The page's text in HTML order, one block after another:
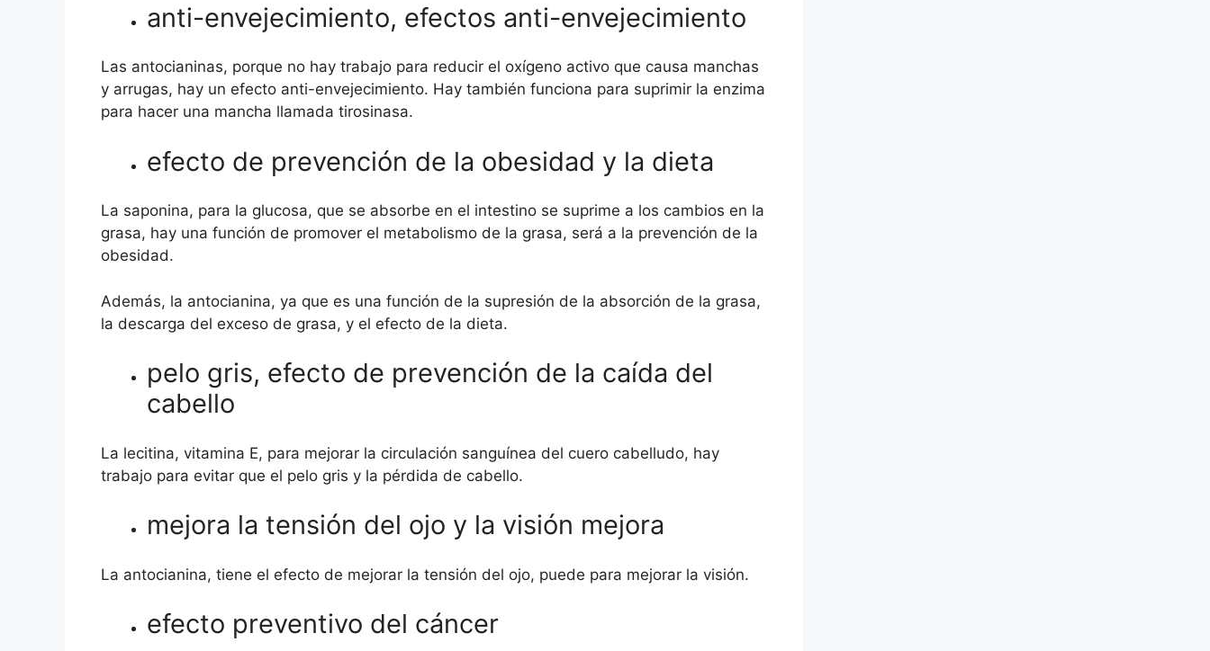
anti-envejecimiento, efectos anti-envejecimiento
Las antocianinas, porque no hay trabajo para reducir el oxígeno activo que causa manchas
y arrugas, hay un efecto anti-envejecimiento. Hay también funciona para suprimir la enzima
para hacer una mancha llamada tirosinasa.
efecto de prevención de la obesidad y la dieta
La saponina, para la glucosa, que se absorbe en el intestino se suprime a los cambios en la
grasa, hay una función de promover el metabolismo de la grasa, será a la prevención de la
obesidad.
Además, la antocianina, ya que es una función de la supresión de la absorción de la grasa,
la descarga del exceso de grasa, y el efecto de la dieta.
pelo gris, efecto de prevención de la caída del
cabello
La lecitina, vitamina E, para mejorar la circulación sanguínea del cuero cabelludo, hay
trabajo para evitar que el pelo gris y la pérdida de cabello.
mejora la tensión del ojo y la visión mejora
La antocianina, tiene el efecto de mejorar la tensión del ojo, puede para mejorar la visión.
efecto preventivo del cáncer